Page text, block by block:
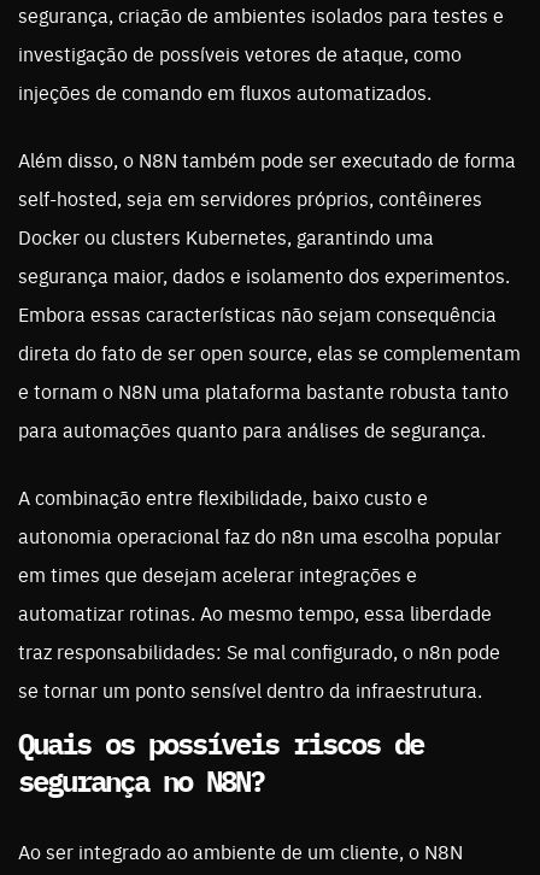
segurança, criação de ambientes isolados para testes e
investigação de possíveis vetores de ataque, como
injeções de comando em fluxos automatizados.
Além disso, o N8N também pode ser executado de forma
self-hosted, seja em servidores próprios, contêineres
Docker ou clusters Kubernetes, garantindo uma
segurança maior, dados e isolamento dos experimentos.
Embora essas características não sejam consequência
direta do fato de ser open source, elas se complementam
e tornam o N8N uma plataforma bastante robusta tanto
para automações quanto para análises de segurança.
A combinação entre flexibilidade, baixo custo e
autonomia operacional faz do n8n uma escolha popular
em times que desejam acelerar integrações e
automatizar rotinas. Ao mesmo tempo, essa liberdade
traz responsabilidades: Se mal configurado, o n8n pode
se tornar um ponto sensível dentro da infraestrutura.
Quais os possíveis riscos de
segurança no N8N?
Ao ser integrado ao ambiente de um cliente, o N8N